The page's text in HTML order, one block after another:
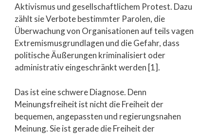
Aktivismus und gesellschaftlichem Protest. Dazu
zählt sie Verbote bestimmter Parolen, die
Überwachung von Organisationen auf teils vagen
Extremismusgrundlagen und die Gefahr, dass
politische Äußerungen kriminalisiert oder
administrativ eingeschränkt werden [1].
Das ist eine schwere Diagnose. Denn
Meinungsfreiheit ist nicht die Freiheit der
bequemen, angepassten und regierungsnahen
Meinung. Sie ist gerade die Freiheit der